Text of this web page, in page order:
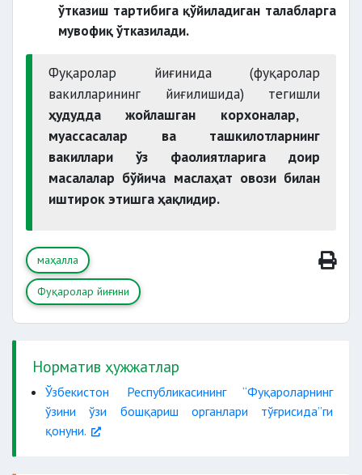
ўтказиш тартибига қўйиладиган талабларга
мувофиқ ўтказилади.
Фуқаролар йиғинида (фуқаролар
вакилларининг йиғилишида) тегишли
ҳудудда жойлашган корхоналар,
муассасалар ва ташкилотларнинг
вакиллари ўз фаолиятларига доир
масалалар бўйича маслаҳат овози билан
иштирок этишга ҳақлидир.
маҳалла
Фуқаролар йиғини
Норматив ҳужжатлар
Ўзбекистон Республикасининг “Фуқароларнинг
ўзини ўзи бошқариш органлари тўғрисида”ги
қонуни.